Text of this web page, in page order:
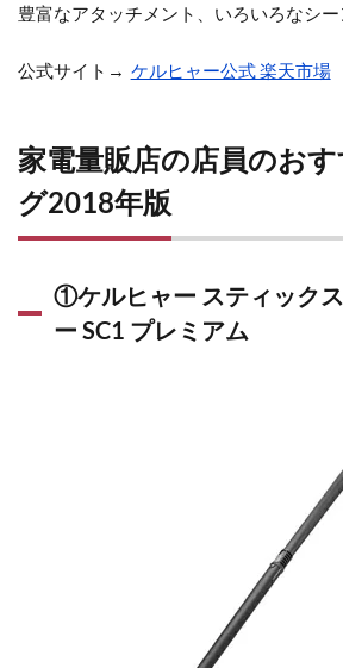
豊富なアタッチメント、いろいろなシー
公式サイト→ ケルヒャー公式 楽天市場
家電量販店の店員のお
グ2018年版
①ケルヒャー スティック
ー SC1 プレミアム